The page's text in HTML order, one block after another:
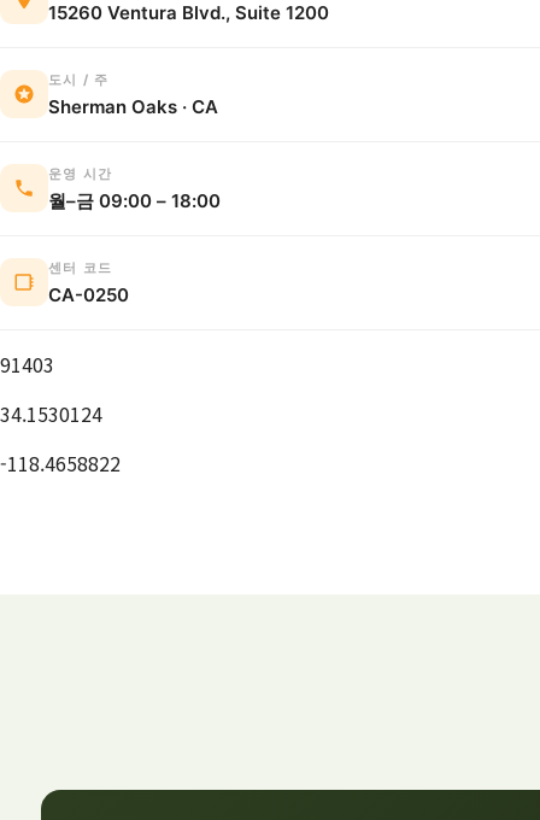
15260 Ventura Blvd., Suite 1200
도시 / 주
Sherman Oaks · CA
운영 시간
월–금 09:00 – 18:00
센터 코드
CA-0250
91403
34.1530124
-118.4658822